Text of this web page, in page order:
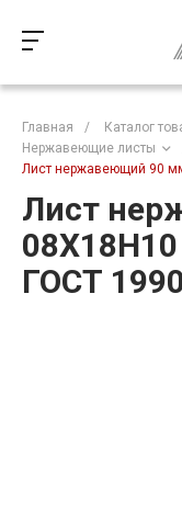
Главная / Каталог
Нержавеющие листы
Лист нержавеющий 90
Лист
ГОСТ